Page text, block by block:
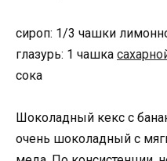
сироп: 1/3 чашки
глазурь: 1 чашка
сока
Шоколадный кекс с
очень шоколадный с